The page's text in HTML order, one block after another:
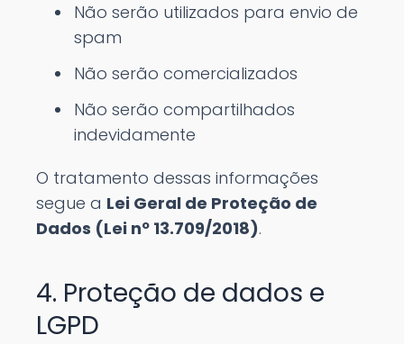
Não serão utilizados para envio de
spam
Não serão comercializados
Não serão compartilhados
indevidamente
O tratamento dessas informações
segue a Lei Geral de Proteção de
Dados (Lei nº 13.709/2018).
4. Proteção de dados e
LGPD